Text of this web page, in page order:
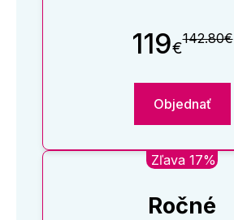
119€142.80€
Objednať
Zľava 17%
Ročné